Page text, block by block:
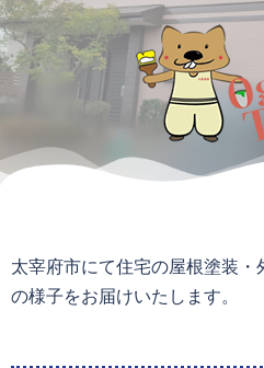
太宰府市にて住宅の屋根塗装
の様子をお届けいたします。